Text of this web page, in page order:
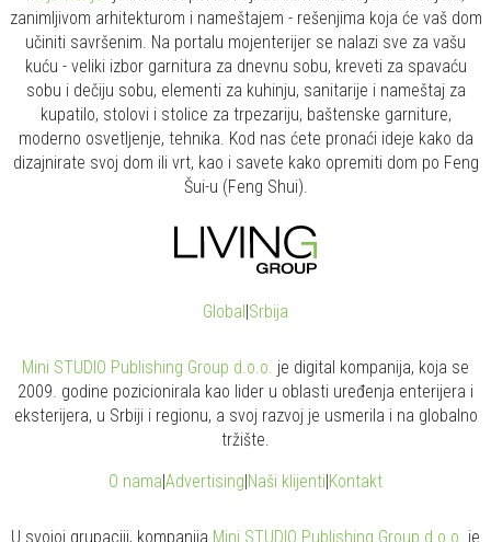
zanimljivom arhitekturom i nameštajem - rešenjima koja će vaš dom
učiniti savršenim. Na portalu mojenterijer se nalazi sve za vašu
kuću - veliki izbor garnitura za dnevnu sobu, kreveti za spavaću
sobu i dečiju sobu, elementi za kuhinju, sanitarije i nameštaj za
kupatilo, stolovi i stolice za trpezariju, baštenske garniture,
moderno osvetljenje, tehnika. Kod nas ćete pronaći ideje kako da
dizajnirate svoj dom ili vrt, kao i savete kako opremiti dom po Feng
Šui-u (Feng Shui).
Global|Srbija
Mini STUDIO Publishing Group d.o.o. je digital kompanija, koja se
2009. godine pozicionirala kao lider u oblasti uređenja enterijera i
eksterijera, u Srbiji i regionu, a svoj razvoj je usmerila i na globalno
tržište.
O nama|Advertising|Naši klijenti|Kontakt
U svojoj grupaciji, kompanija Mini STUDIO Publishing Group d.o.o. je